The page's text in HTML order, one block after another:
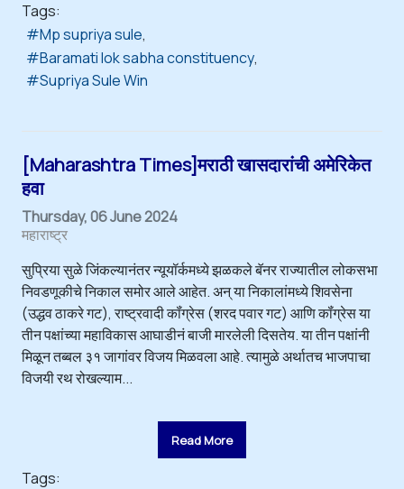
Tags:
Mp supriya sule
Baramati lok sabha constituency
Supriya Sule Win
[Maharashtra Times]मराठी खासदारांची अमेरिकेत
हवा
Thursday, 06 June 2024
महाराष्ट्र
सुप्रिया सुळे जिंकल्यानंतर न्यूयॉर्कमध्ये झळकले बॅनर राज्यातील लोकसभा
निवडणूकीचे निकाल समोर आले आहेत. अन् या निकालांमध्ये शिवसेना
(उद्धव ठाकरे गट), राष्ट्रवादी कॉंग्रेस (शरद पवार गट) आणि कॉंग्रेस या
तीन पक्षांच्या महाविकास आघाडीनं बाजी मारलेली दिसतेय. या तीन पक्षांनी
मिळून तब्बल ३१ जागांवर विजय मिळवला आहे. त्यामुळे अर्थातच भाजपाचा
विजयी रथ रोखल्याम...
Read More
Tags: